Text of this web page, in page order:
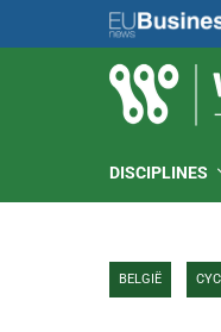
DISCIPLINES
BELGIË